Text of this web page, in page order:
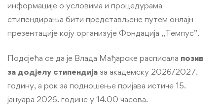
информације о условима и процедурама
стипендирања бити представљене путем онлајн
презентације коју организује Фондација ,,Темпус”.
Подсјећа се да је Влада Мађарске расписала позив
за додјелу стипендија за академску 2026/2027.
годину, а рок за подношење пријава истиче 15.
јануара 2026. године у 14.00 часова.